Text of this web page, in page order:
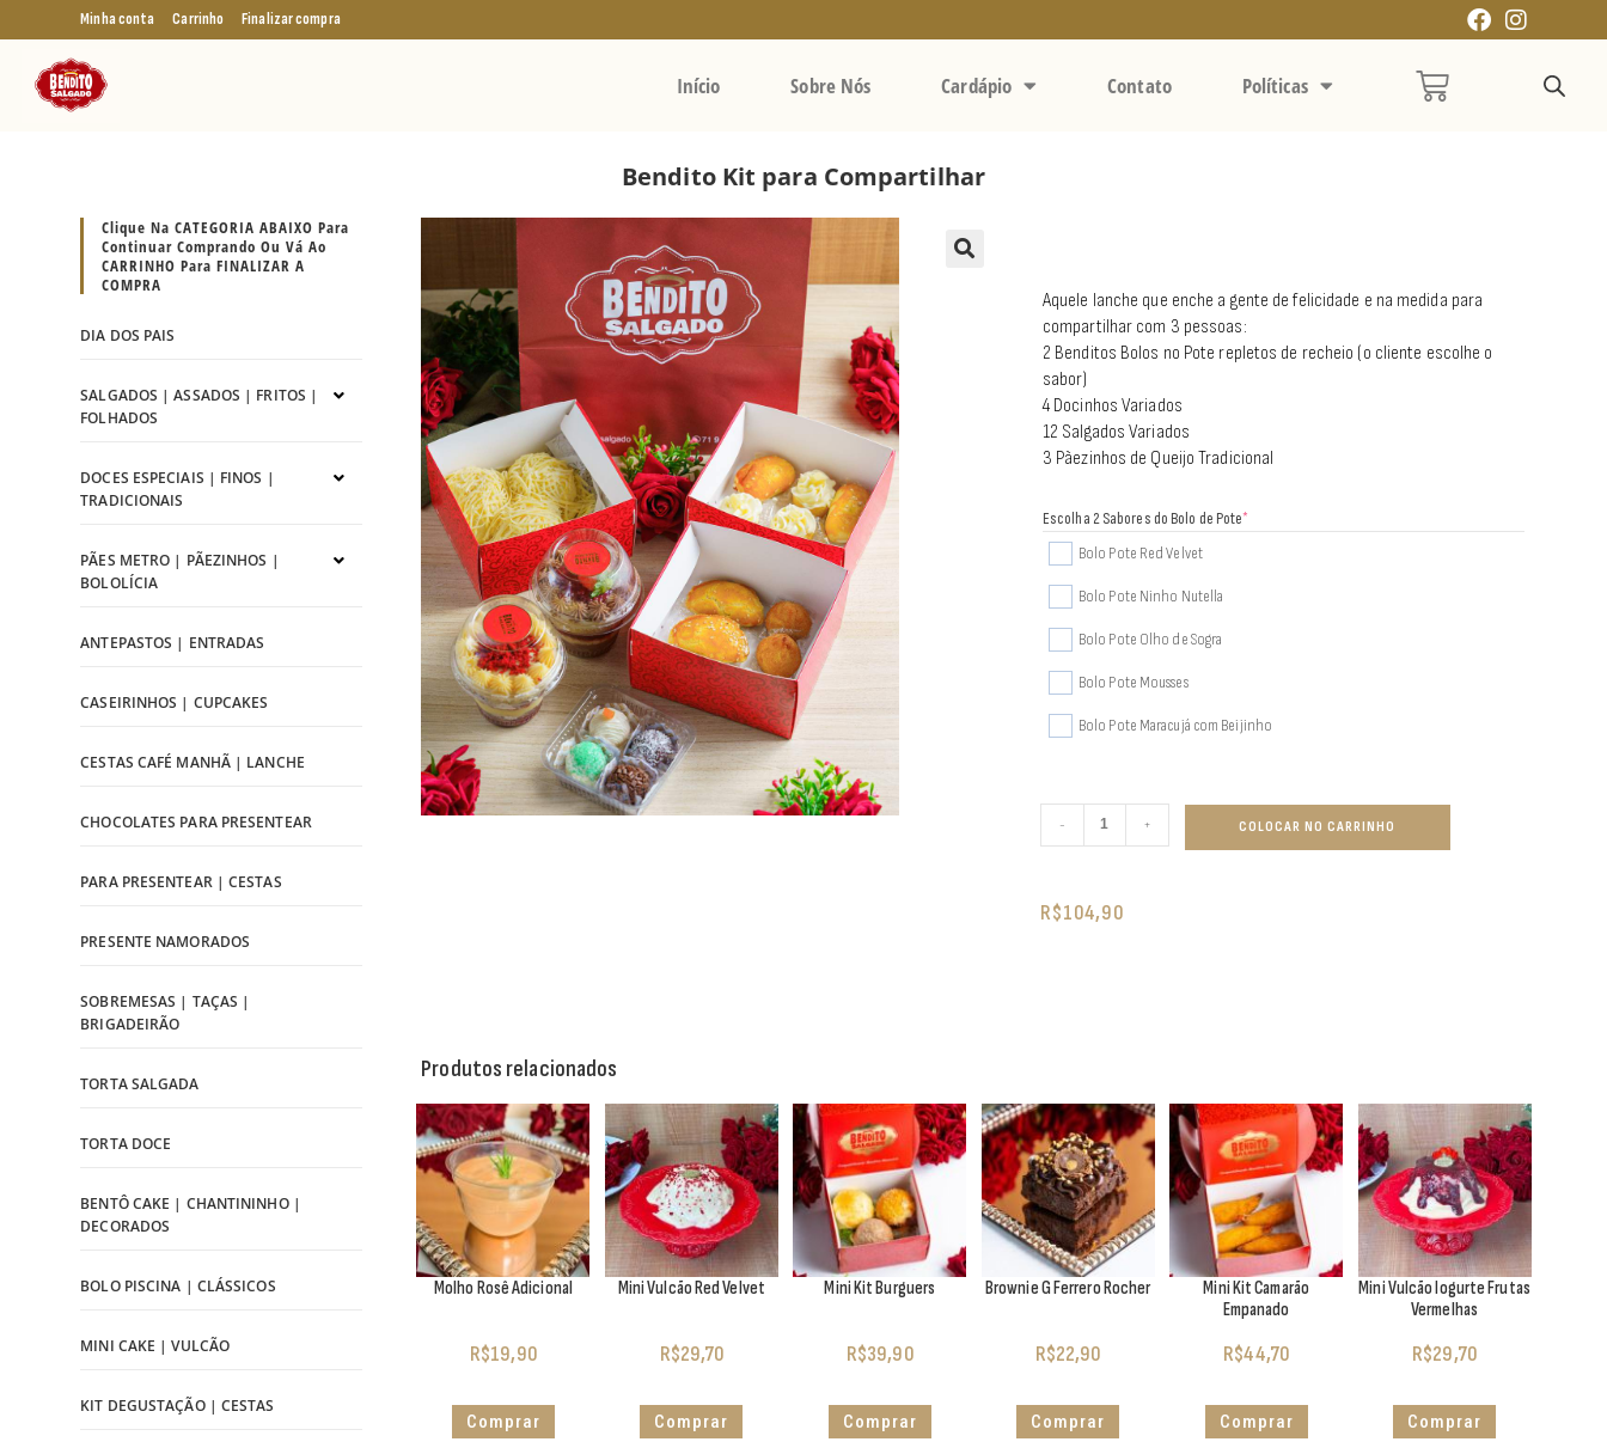
Minha conta Carrinho Finalizar compra
Início Sobre Nós Cardápio Contato Políticas
Bendito Kit para Compartilhar
Aquele lanche que enche a gente de felicidade e na medida para
compartilhar com 3 pessoas:
2 Benditos Bolos no Pote repletos de recheio (o cliente escolhe o
sabor)
4 Docinhos Variados
12 Salgados Variados
3 Pãezinhos de Queijo Tradicional
Escolha 2 Sabores do Bolo de Pote*
Bolo Pote Red Velvet
Bolo Pote Ninho Nutella
Bolo Pote Olho de Sogra
Bolo Pote Mousses
Bolo Pote Maracujá com Beijinho
- + COLOCAR NO CARRINHO
R$104,90
Produtos relacionados
Molho Rosê Adicional
R$19,90
Comprar
Mini Vulcão Red Velvet
R$29,70
Comprar
Mini Kit Burguers
R$39,90
Comprar
Brownie G Ferrero Rocher
R$22,90
Comprar
Mini Kit Camarão
Empanado
R$44,70
Comprar
Mini Vulcão Iogurte Frutas
Vermelhas
R$29,70
Comprar
Clique Na CATEGORIA ABAIXO Para
Continuar Comprando Ou Vá Ao
CARRINHO Para FINALIZAR A
COMPRA
DIA DOS PAIS
SALGADOS | ASSADOS | FRITOS |
FOLHADOS
DOCES ESPECIAIS | FINOS |
TRADICIONAIS
PÃES METRO | PÃEZINHOS |
BOLOLÍCIA
ANTEPASTOS | ENTRADAS
CASEIRINHOS | CUPCAKES
CESTAS CAFÉ MANHÃ | LANCHE
CHOCOLATES PARA PRESENTEAR
PARA PRESENTEAR | CESTAS
PRESENTE NAMORADOS
SOBREMESAS | TAÇAS |
BRIGADEIRÃO
TORTA SALGADA
TORTA DOCE
BENTÔ CAKE | CHANTININHO |
DECORADOS
BOLO PISCINA | CLÁSSICOS
MINI CAKE | VULCÃO
KIT DEGUSTAÇÃO | CESTAS